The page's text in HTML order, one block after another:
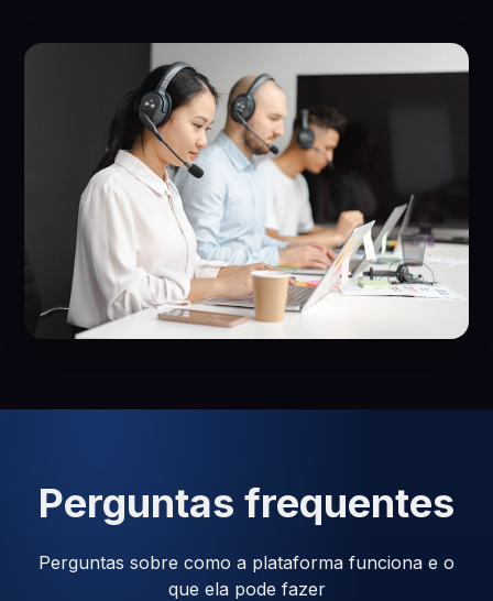
Perguntas frequentes
Perguntas sobre como a plataforma funciona e o
que ela pode fazer